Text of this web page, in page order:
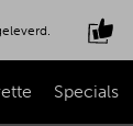
Specials